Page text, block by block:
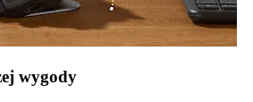
wygody